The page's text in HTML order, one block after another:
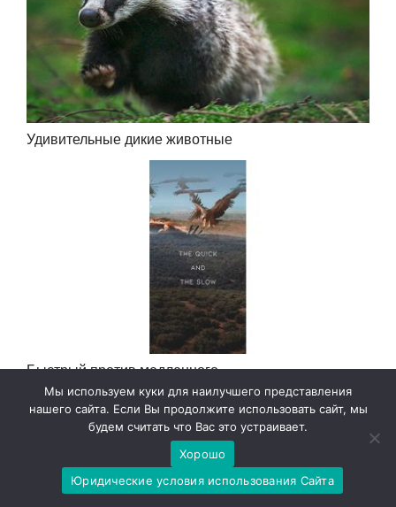
Удивительные дикие животные
Быстрый против медленного
Мы используем куки для наилучшего представления
нашего сайта. Если Вы продолжите использовать сайт, мы
будем считать что Вас это устраивает.
Хорошо
Юридические условия использования Сайта